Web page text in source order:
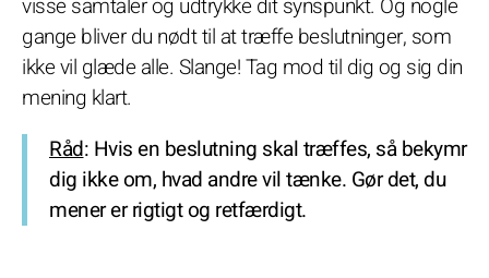
visse samtaler og udtrykke dit synspunkt. Og nogle
gange bliver du nødt til at træffe beslutninger, som
ikke vil glæde alle. Slange! Tag mod til dig og sig din
mening klart.
Råd: Hvis en beslutning skal træffes, så bekymr
dig ikke om, hvad andre vil tænke. Gør det, du
mener er rigtigt og retfærdigt.